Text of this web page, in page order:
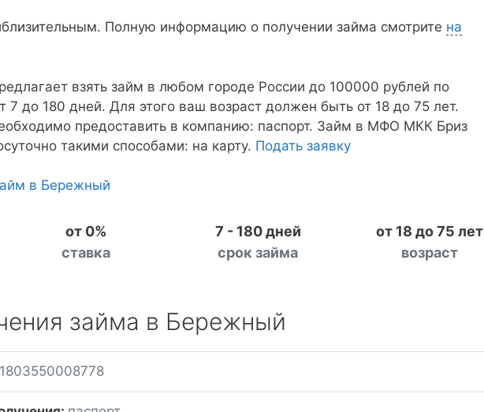
Полную информацию о получении займа смотрите на
взять займ в любом городе России до 100000 рублей по
7 до 180 дней. Для этого ваш возраст должен быть от 18 до 75 лет.
предоставить в компанию: паспорт. Займ в МФО МКК Бриз
такими способами: на карту. Подать заявку
в Бережный
от 0%
ставка
7 - 180 дней
срок займа
от 18 до 75 лет
возраст
займа в Бережный
1803550008778